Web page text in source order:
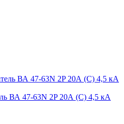
ВА 47-63N 2P 20А (C) 4,5 кА